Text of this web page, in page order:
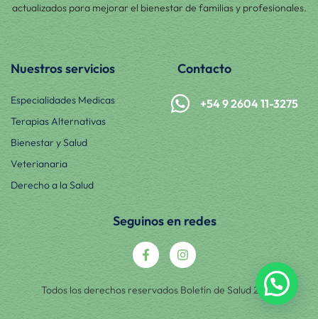
actualizados para mejorar el bienestar de familias y profesionales.
Nuestros servicios
Especialidades Medicas
Terapias Alternativas
Bienestar y Salud
Veterianaria
Derecho a la Salud
Contacto
+54 9 2604 11-3275
Seguinos en redes
Todos los derechos reservados Boletín de Salud 2025